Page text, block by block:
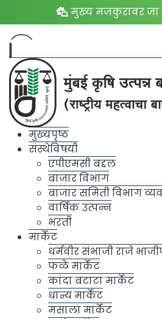
मुख्य मजकुरावर जा
मुख्यपृष्ठ
संस्थेविषयी
एपीएमसी बद्दल
बाजार विभाग
बाजार समिती विभाग
वार्षिक उत्पन्न
भरती
मार्केट
धर्मवीर संभाजी राजे
फळे मार्केट
कांदा बटाटा मार्केट
धान्य मार्केट
मसाला मार्केट
ठाणे
येथे विविध प्रकारच्या धान्यांचा
नाहीत आणि कार्यालय ब्लॉक्स